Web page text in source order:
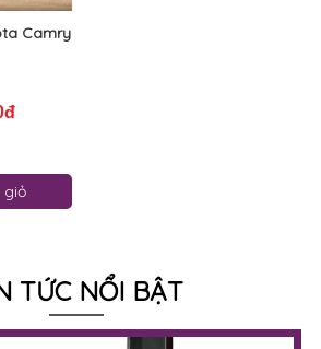
Camry
giỏ
TỨC NỔI BẬT